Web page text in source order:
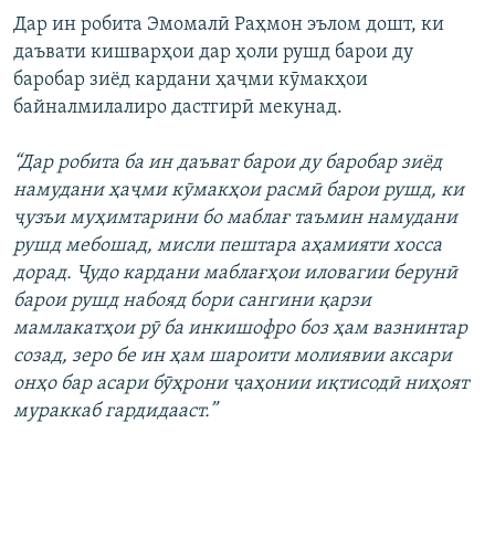
Дар ин робита Эмомалӣ Раҳмон эълом дошт, ки
даъвати кишварҳои дар ҳоли рушд барои ду
баробар зиёд кардани ҳаҷми кӯмакҳои
байналмилалиро дастгирӣ мекунад.
“Дар робита ба ин даъват барои ду баробар зиёд
намудани ҳаҷми кӯмакҳои расмӣ барои рушд, ки
ҷузъи муҳимтарини бо маблағ таъмин намудани
рушд мебошад, мисли пештара аҳамияти хосса
дорад. Ҷудо кардани маблағҳои иловагии берунӣ
барои рушд набояд бори сангини қарзи
мамлакатҳои рӯ ба инкишофро боз ҳам вазнинтар
созад, зеро бе ин ҳам шароити молиявии аксари
онҳо бар асари бӯҳрони ҷаҳонии иқтисодӣ ниҳоят
мураккаб гардидааст.”